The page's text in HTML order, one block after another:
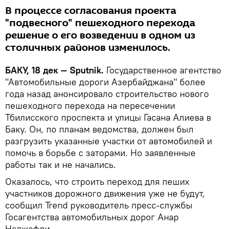
В процессе согласования проекта
"подвесного" пешеходного перехода
решение о его возведении в одном из
столичных районов изменилось.
БАКУ, 18 дек — Sputnik. Государственное агентство
"Автомобильные дороги Азербайджана" более
года назад анонсировало строительство нового
пешеходного перехода на пересечении
Тбилисского проспекта и улицы Гасана Алиева в
Баку. Он, по планам ведомства, должен был
разгрузить указанные участки от автомобилей и
помочь в борьбе с заторами. Но заявленные
работы так и не начались.
Оказалось, что строить переход для пеших
участников дорожного движения уже не будут,
сообщил Trend руководитель пресс-службы
Госагентства автомобильных дорог Анар